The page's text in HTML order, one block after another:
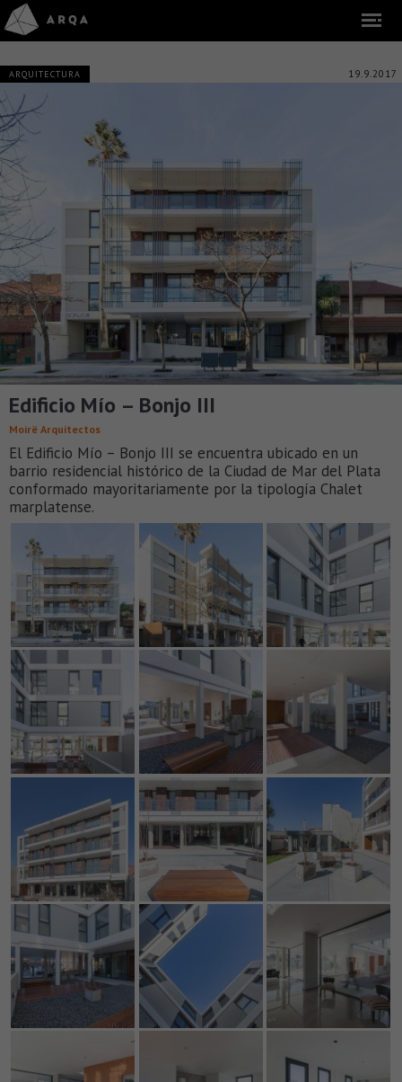
ARQUITECTURA 19.9.2017
Edificio Mío – Bonjo III
Moirë Arquitectos
El Edificio Mío – Bonjo III se encuentra ubicado en un
barrio residencial histórico de la Ciudad de Mar del Plata
conformado mayoritariamente por la tipología Chalet
marplatense.